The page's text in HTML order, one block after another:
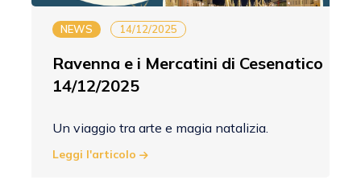
NEWS 14/12/2025
Ravenna e i Mercatini di Cesenatico
14/12/2025
Un viaggio tra arte e magia natalizia.
Leggi l'articolo